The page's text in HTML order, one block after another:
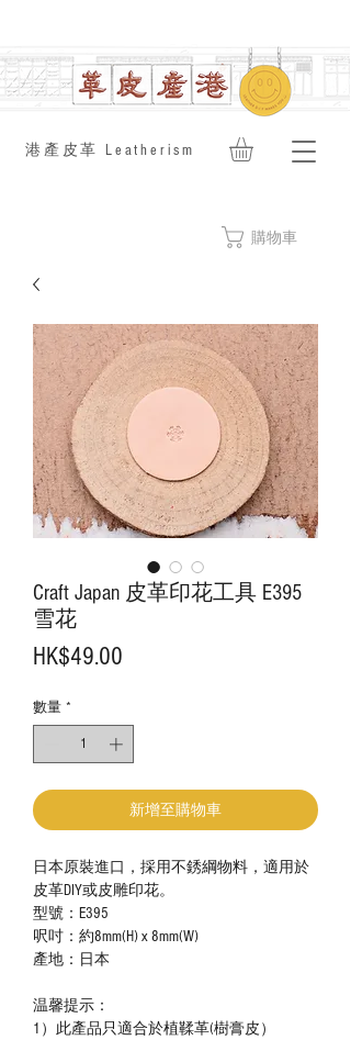
​港產皮革 Leatherism
購物車
Craft Japan 皮革印花工具 E395
雪花
HK$49.00
數量 *
新增至購物車
日本原裝進口，採用不銹綱物料，適用於
皮革DIY或皮雕印花。
型號：E395
呎吋：約8mm(H) x 8mm(W)
產地：日本
温馨提示：
1）此產品只適合於植鞣革(樹膏皮）